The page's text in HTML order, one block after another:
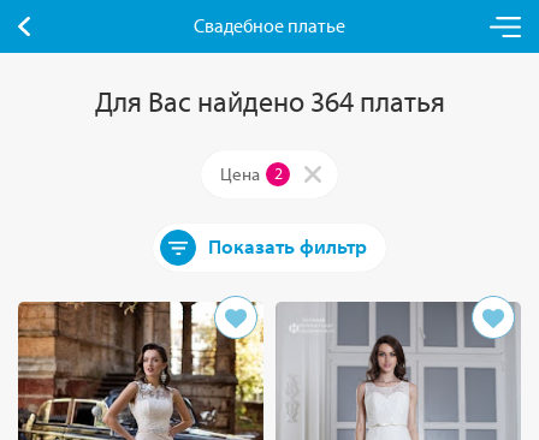
Свадебное платье
Для Вас найдено 364 платья
Цена 2
Показать фильтр